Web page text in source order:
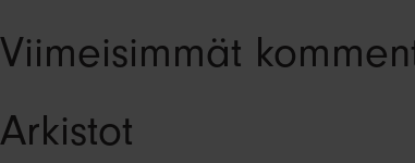
Viimeisimmät
Arkistot